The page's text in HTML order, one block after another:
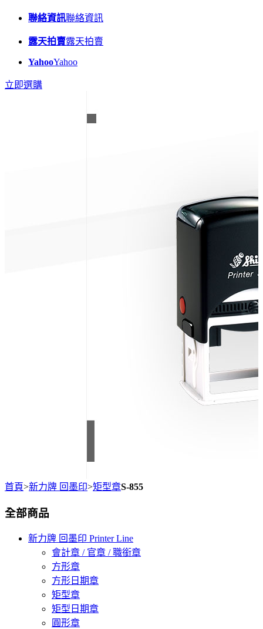
聯絡資訊聯絡資訊
露天拍賣露天拍賣
YahooYahoo
立即選購
首頁>新力牌 回墨印>矩型章S-855
全部商品
新力牌 回墨印 Printer Line
會計章 / 官章 / 職銜章
方形章
方形日期章
矩型章
矩型日期章
圓形章